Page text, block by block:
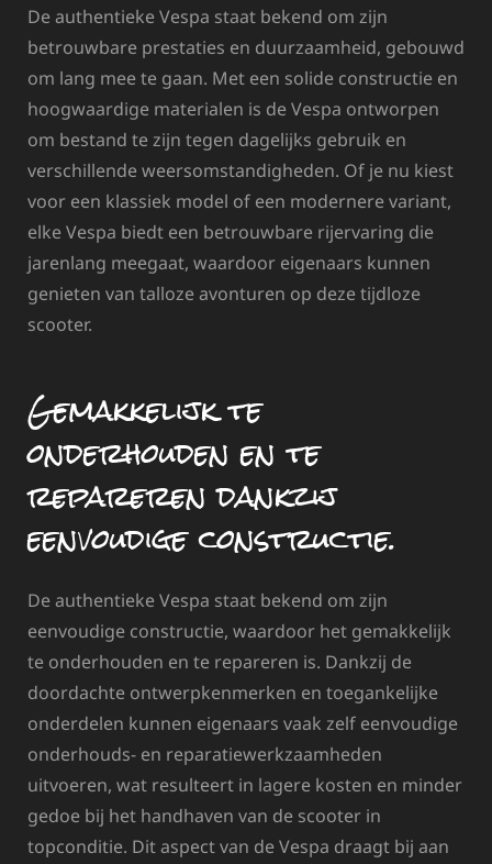
De authentieke Vespa staat bekend om zijn
betrouwbare prestaties en duurzaamheid, gebouwd
om lang mee te gaan. Met een solide constructie en
hoogwaardige materialen is de Vespa ontworpen
om bestand te zijn tegen dagelijks gebruik en
verschillende weersomstandigheden. Of je nu kiest
voor een klassiek model of een modernere variant,
elke Vespa biedt een betrouwbare rijervaring die
jarenlang meegaat, waardoor eigenaars kunnen
genieten van talloze avonturen op deze tijdloze
scooter.
Gemakkelijk te
onderhouden en te
repareren dankzij
eenvoudige constructie.
De authentieke Vespa staat bekend om zijn
eenvoudige constructie, waardoor het gemakkelijk
te onderhouden en te repareren is. Dankzij de
doordachte ontwerpkenmerken en toegankelijke
onderdelen kunnen eigenaars vaak zelf eenvoudige
onderhouds- en reparatiewerkzaamheden
uitvoeren, wat resulteert in lagere kosten en minder
gedoe bij het handhaven van de scooter in
topconditie. Dit aspect van de Vespa draagt bij aan